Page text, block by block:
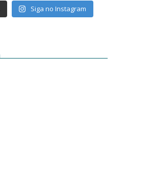
Siga no Instagram